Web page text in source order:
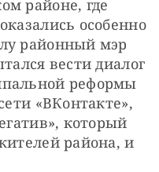
районе, где
особенно
районный мэр
вести диалог
реформы
«ВКонтакте»,
который
района, и